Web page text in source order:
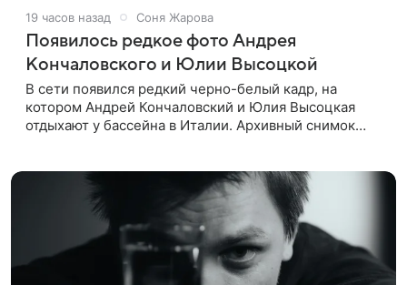
19 часов назад Соня Жарова
Появилось редкое фото Андрея
Кончаловского и Юлии Высоцкой
В сети появился редкий черно-белый кадр, на
котором Андрей Кончаловский и Юлия Высоцкая
отдыхают у бассейна в Италии. Архивный снимок